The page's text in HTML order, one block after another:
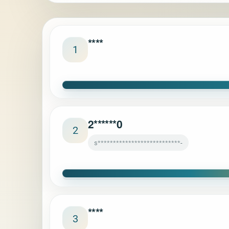
1 ****
2 2******0
s***************************-
3 ****